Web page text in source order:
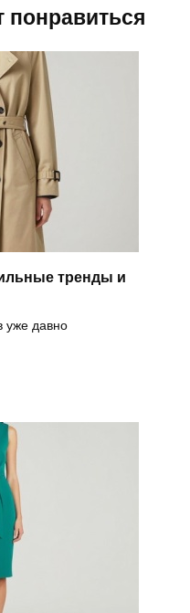
понравиться
тренды и
уже давно